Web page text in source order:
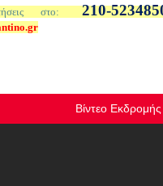
στο: 210-
gr
Βίντεο Εκδρομής